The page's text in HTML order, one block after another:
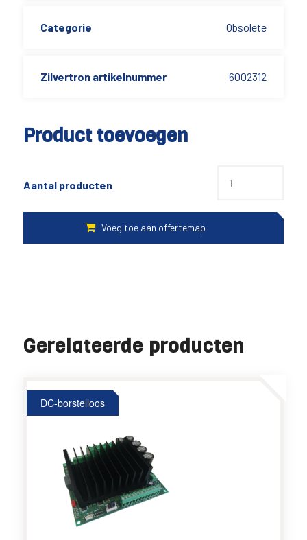
Product toevoegen
Aantal producten
Categorie Obsolete
Zilvertron artikelnummer 6002312
Gerelateerde producten
DC-borstelloos